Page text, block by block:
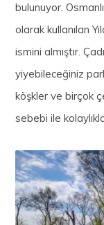
bulunuyor.
olarak kullanılan
ismini almıştır.
yiyebileceğiniz
köşkler ve birçok
sebebi ile